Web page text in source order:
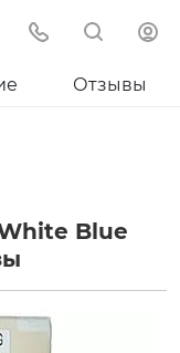
Отзывы
Blue